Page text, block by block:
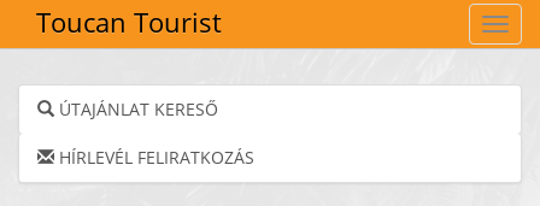
Toucan Tourist
ÚTAJÁNLAT KERESŐ
HÍRLEVÉL FELIRATKOZÁS